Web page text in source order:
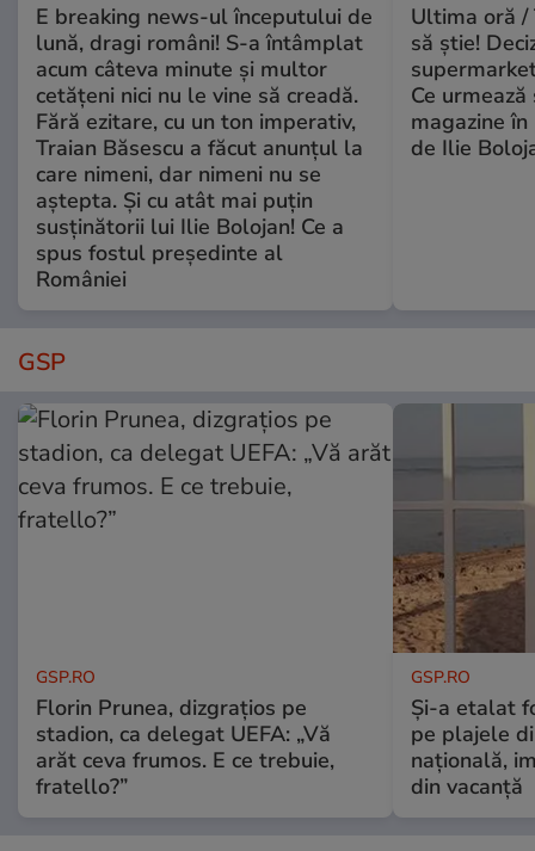
E breaking news-ul începutului de
lună, dragi români! S-a întâmplat
acum câteva minute și multor
cetățeni nici nu le vine să creadă.
Fără ezitare, cu un ton imperativ,
Traian Băsescu a făcut anunțul la
care nimeni, dar nimeni nu se
aștepta. Și cu atât mai puțin
susținătorii lui Ilie Bolojan! Ce a
spus fostul președinte al
României
Ultima oră /
să știe!
Ce
magazine
de Ilie
GSP
GSP.RO
Florin Prunea, dizgrațios pe
stadion, ca delegat UEFA: „Vă
arăt ceva frumos. E ce trebuie,
fratello?”
GSP.RO
Și-a etalat
pe plajele
națională,
din vacanță